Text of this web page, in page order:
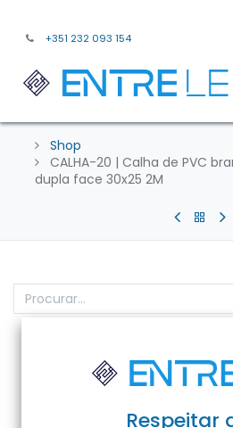
+351 232 093 154
Shop
CALHA-20 | Calha de PVC
dupla face 30x25 2M
Respeitar